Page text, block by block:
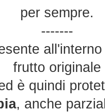
per sempre.
-------
frutto originale
è quindi
, anche